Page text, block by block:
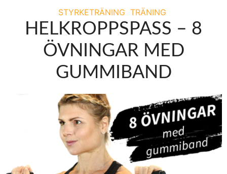
STYRKETRÄNING TRÄNING
HELKROPPSPASS – 8
ÖVNINGAR MED
GUMMIBAND